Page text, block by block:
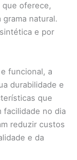
oferece,
natural.
e por
funcional, a
durabilidade e
que
facilidade no dia
reduzir custos
e da